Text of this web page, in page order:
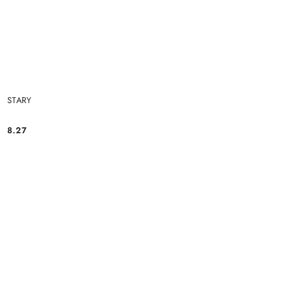
STARY
Cena:
8.27